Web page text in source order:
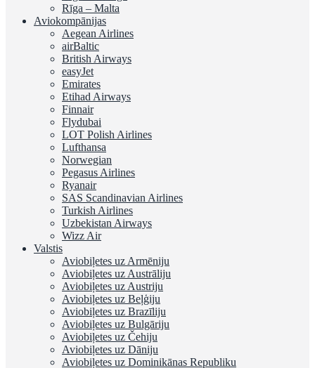
Rīga – Malta
Aviokompānijas
Aegean Airlines
airBaltic
British Airways
easyJet
Emirates
Etihad Airways
Finnair
Flydubai
LOT Polish Airlines
Lufthansa
Norwegian
Pegasus Airlines
Ryanair
SAS Scandinavian Airlines
Turkish Airlines
Uzbekistan Airways
Wizz Air
Valstis
Aviobiļetes uz Armēniju
Aviobiļetes uz Austrāliju
Aviobiļetes uz Austriju
Aviobiļetes uz Beļģiju
Aviobiļetes uz Brazīliju
Aviobiļetes uz Bulgāriju
Aviobiļetes uz Čehiju
Aviobiļetes uz Dāniju
Aviobiļetes uz Dominikānas Republiku